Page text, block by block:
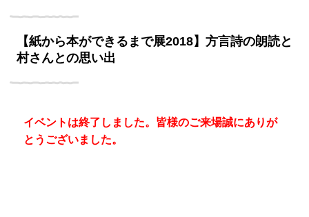
【紙から本ができるまで展2018】方言詩の朗読と
村さんとの思い出
イベントは終了しました。皆様のご来場誠にありが
とうございました。